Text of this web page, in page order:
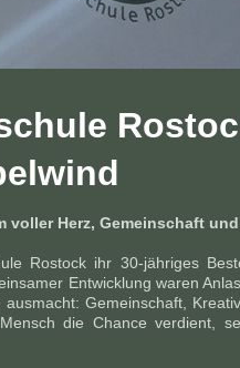
voller Herz, Gemeinschaft
Rostock ihr 30-jähriges
Entwicklung waren
Gemeinschaft,
die Chance verdient,